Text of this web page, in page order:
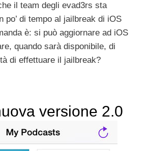
il team degli evad3rs sta
po’ di tempo al jailbreak di iOS
è: si può aggiornare ad iOS
quando sarà disponibile, di
di effettuare il jailbreak?
versione 2.0